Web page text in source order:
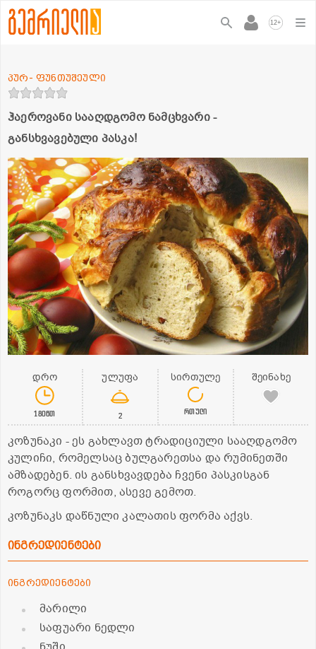
12+
ჰაეროვანი სააღდგომო ნამცხვარი -
განსხვავებული პასკა!
პურ- ფუნთუშეული
დრო
180წთ
ულუფა
2
სირთულე
რთული
შეინახე
კოზუნაკი - ეს გახლავთ ტრადიციული სააღდგომო
კულიჩი, რომელსაც ბულგარეთსა და რუმინეთში
ამზადებენ. ის განსხვავდება ჩვენი პასკისგან
როგორც ფორმით, ასევე გემოთ.
კოზუნაკს დაწნული კალათის ფორმა აქვს.
ინგრედიენტები
ინგრედიენტები
მარილი
საფუარი ნედლი